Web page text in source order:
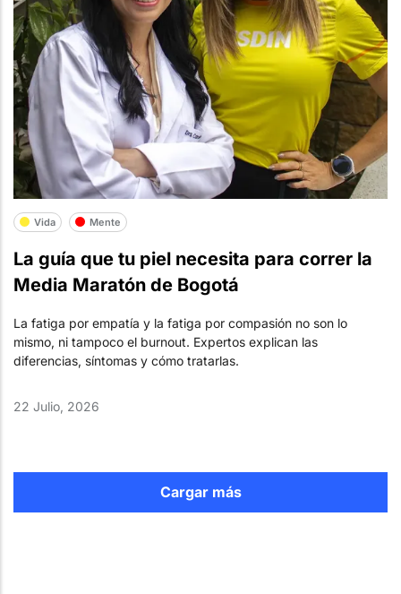
Vida Mente
La guía que tu piel necesita para correr la
Media Maratón de Bogotá
La fatiga por empatía y la fatiga por compasión no son lo
mismo, ni tampoco el burnout. Expertos explican las
diferencias, síntomas y cómo tratarlas.
22 Julio, 2026
Cargar más